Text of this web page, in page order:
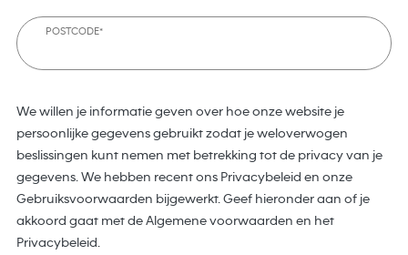
POSTCODE*
We willen je informatie geven over hoe onze website je
persoonlijke gegevens gebruikt zodat je weloverwogen
beslissingen kunt nemen met betrekking tot de privacy van je
gegevens. We hebben recent ons Privacybeleid en onze
Gebruiksvoorwaarden bijgewerkt. Geef hieronder aan of je
akkoord gaat met de Algemene voorwaarden en het
Privacybeleid.